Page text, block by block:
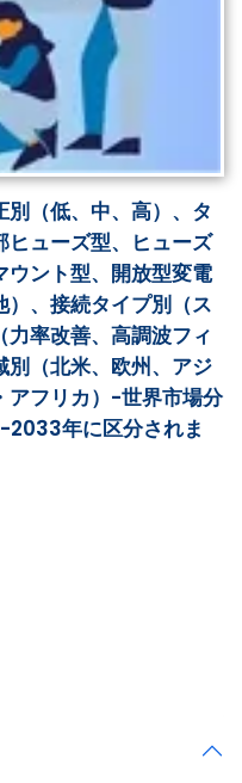
（低、中、高）、タ
ヒューズ型、ヒューズ
ウント型、開放型変電
、接続タイプ別（ス
率改善、高調波フィ
（北米、欧州、アジ
アフリカ）-世界市場分
年に区分されま